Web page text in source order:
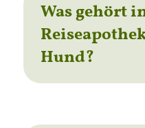
Was gehört
Hund?